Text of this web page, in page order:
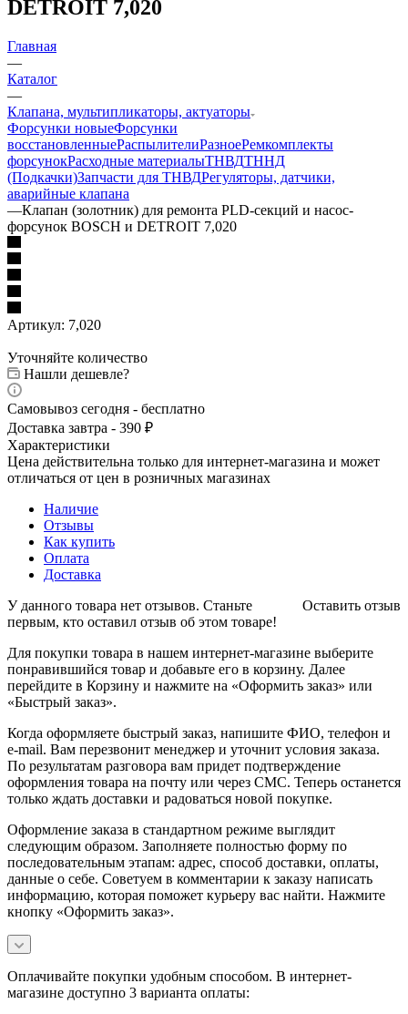
DETROIT 7,020
Главная
—
Каталог
—
Клапана, мультипликаторы, актуаторы
Форсунки новыеФорсунки
восстановленныеРаспылителиРазноеРемкомплекты
форсунокРасходные материалыТНВДТННД
(Подкачки)Запчасти для ТНВДРегуляторы, датчики,
аварийные клапана
—Клапан (золотник) для ремонта PLD-секций и насос-
форсунок BOSCH и DETROIT 7,020
Артикул: 7,020
Уточняйте количество
Нашли дешевле?
Самовывоз сегодня - бесплатно
Доставка завтра - 390 ₽
Характеристики
Цена действительна только для интернет-магазина и может
отличаться от цен в розничных магазинах
Наличие
Отзывы
Как купить
Оплата
Доставка
Оставить отзыв
У данного товара нет отзывов. Станьте
первым, кто оставил отзыв об этом товаре!
Для покупки товара в нашем интернет-магазине выберите
понравившийся товар и добавьте его в корзину. Далее
перейдите в Корзину и нажмите на «Оформить заказ» или
«Быстрый заказ».
Когда оформляете быстрый заказ, напишите ФИО, телефон и
e-mail. Вам перезвонит менеджер и уточнит условия заказа.
По результатам разговора вам придет подтверждение
оформления товара на почту или через СМС. Теперь останется
только ждать доставки и радоваться новой покупке.
Оформление заказа в стандартном режиме выглядит
следующим образом. Заполняете полностью форму по
последовательным этапам: адрес, способ доставки, оплаты,
данные о себе. Советуем в комментарии к заказу написать
информацию, которая поможет курьеру вас найти. Нажмите
кнопку «Оформить заказ».
Оплачивайте покупки удобным способом. В интернет-
магазине доступно 3 варианта оплаты: